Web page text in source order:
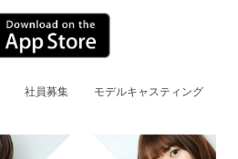
社員募集 モデルキャスティング